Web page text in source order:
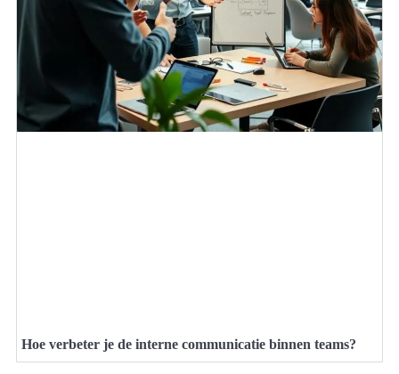
Hoe verbeter je de interne communicatie binnen teams?